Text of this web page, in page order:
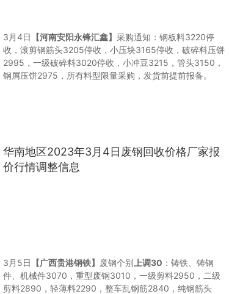
3月4日 【河南安阳永锋汇鑫】 采购通知：钢板料3220停
收，滚剪钢筋头3205停收，小压块3165停收，破碎料压饼
2995，一级破碎料3020停收，小冲豆3215，管头3150，
钢屑压饼2975，所有料型限量采购，发货前提前报备。
华南地区2023年3月4日废钢回收价格厂家报
价行情调整信息
3月5日 【广西贵港钢铁】 废钢个别 上调30 ：铸铁、铸钢
件、机械件3070，重型废钢3010，一级剪料2950，二级
剪料2890，轻薄料2290，整车乱钢筋2840，纯钢筋头